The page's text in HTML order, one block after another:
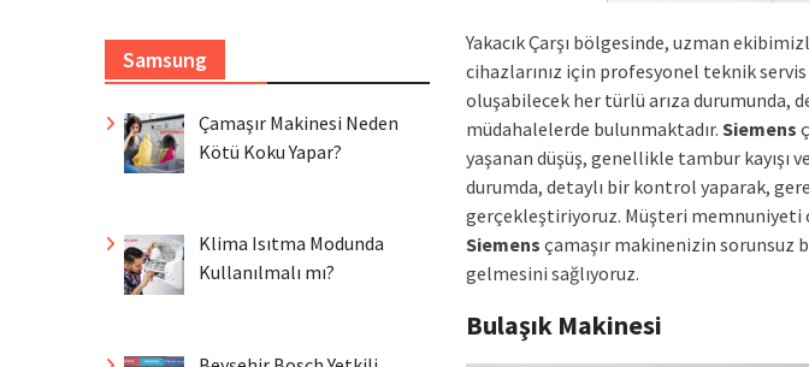
Yakacık Çarşı bölgesinde, uzman
cihazlarınız için profesyonel teknik
oluşabilecek her türlü arıza durumunda,
müdahalelerde bulunmaktadır. Siemens
yaşanan düşüş, genellikle tambur kayışı
durumda, detaylı bir kontrol yaparak,
gerçekleştiriyoruz. Müşteri memnuniyeti
Siemens çamaşır makinenizin sorunsuz
gelmesini sağlıyoruz.
Bulaşık Makinesi
Samsung
Çamaşır Makinesi Neden
Kötü Koku Yapar?
Klima Isıtma Modunda
Kullanılmalı mı?